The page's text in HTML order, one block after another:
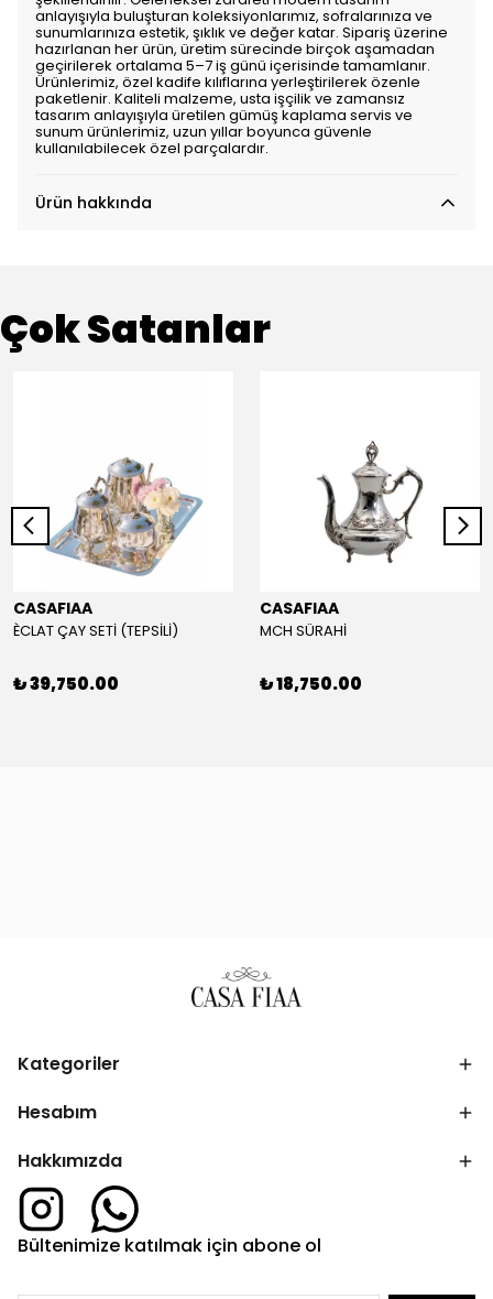
anlayışıyla buluşturan koleksiyonlarımız, sofralarınıza ve
sunumlarınıza estetik, şıklık ve değer katar. Sipariş üzerine
hazırlanan her ürün, üretim sürecinde birçok aşamadan
geçirilerek ortalama 5–7 iş günü içerisinde tamamlanır.
Ürünlerimiz, özel kadife kılıflarına yerleştirilerek özenle
paketlenir. Kaliteli malzeme, usta işçilik ve zamansız
tasarım anlayışıyla üretilen gümüş kaplama servis ve
sunum ürünlerimiz, uzun yıllar boyunca güvenle
kullanılabilecek özel parçalardır.
Ürün hakkında
Çok Satanlar
CASAFIAA
ÈCLAT ÇAY SETİ (TEPSİLİ)
₺ 39,750.00
CASAFIAA
MCH SÜRAHİ
₺ 18,750.00
Kategoriler
Hesabım
Hakkımızda
Bültenimize katılmak için abone ol